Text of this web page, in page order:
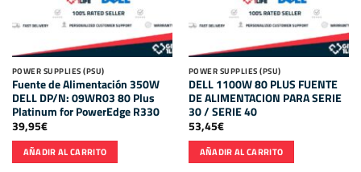
POWER SUPPLIES (PSU)
Fuente de Alimentación 350W
DELL DP/N: 09WR03 80 Plus
Platinum for PowerEdge R330
39,95€
AÑADIR AL CARRITO
POWER SUPPLIES (PSU)
DELL 1100W 80 PLUS FUENTE
DE ALIMENTACION PARA SERIE
30 / SERIE 40
53,45€
AÑADIR AL CARRITO